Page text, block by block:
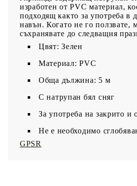
изработен от PVC материал,
подходящ както за употреба в
навън. Когато не го ползвате,
съхранявате до следващия
Цвят: Зелен
Материал: PVC
Обща дължина: 5 м
С натрупан бял сняг
За употреба на закрито и
Не е необходимо
GPSR